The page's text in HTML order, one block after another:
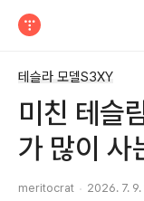
테슬라 모델S3XY
미친 테슬
가 많이 사
meritocrat 2026. 7. 9.